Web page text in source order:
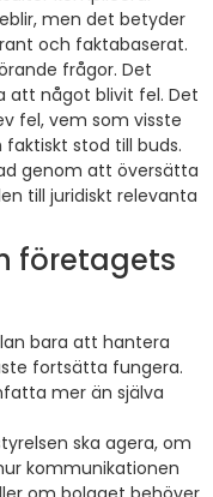
men det betyder
och faktabaserat.
frågor. Det
att något blivit fel. Det
fel, vem som visste
stod till buds.
genom att översätta
till juridiskt relevanta
företagets
bara att hantera
fortsätta fungera.
mer än själva
ska agera, om
kommunikationen